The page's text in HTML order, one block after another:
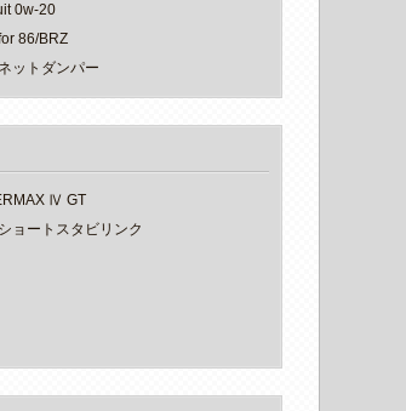
0w-20
86/BRZ
ットダンパー
Ⅳ GT
ョートスタビリンク